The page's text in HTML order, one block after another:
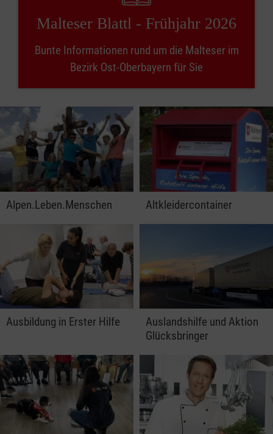
Malteser Blattl - Frühjahr 2026
Bunte Informationen rund um die Malteser im
Bezirk Ost-Oberbayern für Sie
Alpen.Leben.Menschen Altkleidercontainer
Ausbildung in Erster Hilfe
Auslandshilfe und Aktion
Glücksbringer